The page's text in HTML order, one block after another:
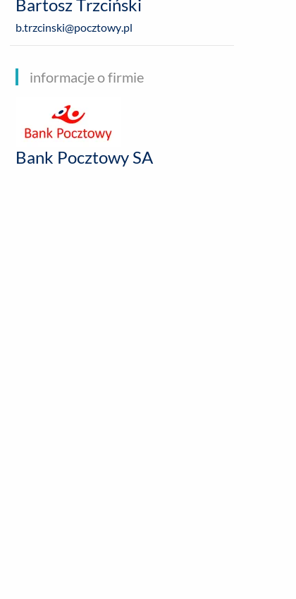
Bartosz Trzciński
b.trzcinski@pocztowy.pl
informacje o firmie
Bank Pocztowy SA